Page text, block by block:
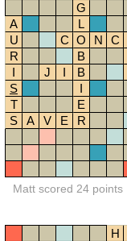
G
A
L
U
C O N C
R
B
I
J I B
S
I
T
E
S
A V E R
Matt scored 24 points
H